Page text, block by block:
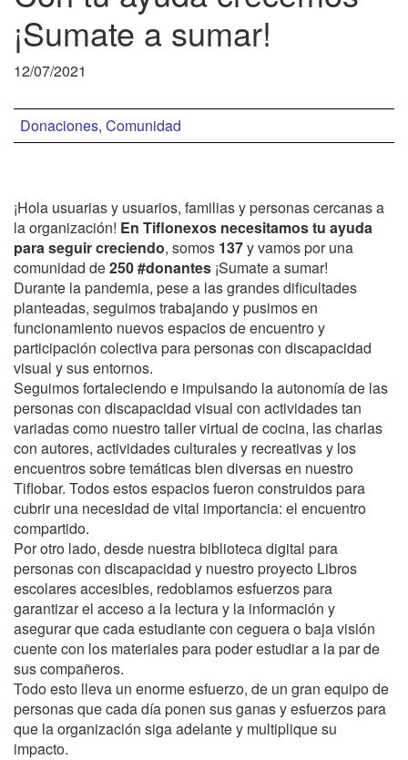
¡Sumate a sumar!
12/07/2021
Donaciones, Comunidad
¡Hola usuarias y usuarios, familias y personas cercanas a
la organización! En Tiflonexos necesitamos tu ayuda
para seguir creciendo, somos 137y vamos por una
comunidad de250#donantes ¡Sumate a sumar!
Durante la pandemia, pese a las grandes dificultades
planteadas, seguimos trabajando y pusimos en
funcionamiento nuevos espacios de encuentro y
participación colectiva para personas con discapacidad
visual y sus entornos.
Seguimos fortaleciendo e impulsando la autonomía de las
personas con discapacidad visual con actividades tan
variadas como nuestro taller virtual de cocina, las charlas
con autores, actividades culturales y recreativas y los
encuentros sobre temáticas bien diversas en nuestro
Tiflobar. Todos estos espacios fueron construidos para
cubrir una necesidad de vital importancia: el encuentro
compartido.
Por otro lado, desde nuestra biblioteca digital para
personas con discapacidad y nuestro proyecto Libros
escolares accesibles, redoblamos esfuerzos para
garantizar el acceso a la lectura y la información y
asegurar que cada estudiante con ceguera o baja visión
cuente con los materiales para poder estudiar a la par de
sus compañeros.
Todo esto lleva un enorme esfuerzo, de un gran equipo de
personas que cada día ponen sus ganas y esfuerzos para
que la organización siga adelante y multiplique su
impacto.